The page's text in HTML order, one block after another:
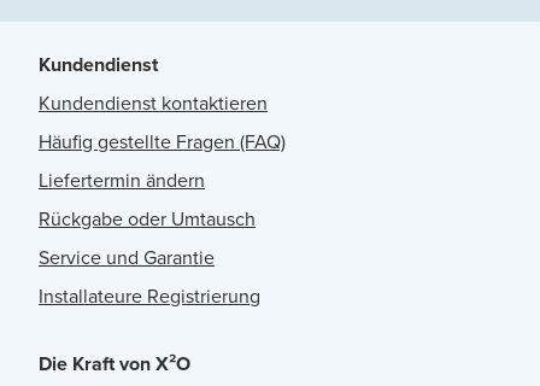
Kundendienst
Kundendienst kontaktieren
Häufig gestellte Fragen (FAQ)
Liefertermin ändern
Rückgabe oder Umtausch
Service und Garantie
Installateure Registrierung
Die Kraft von X²O